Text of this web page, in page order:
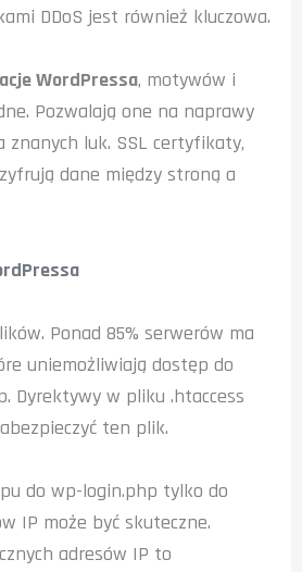
DDoS jest również kluczowa.
WordPressa, motywów i
Pozwalają one na naprawy
znanych luk. SSL certyfikaty,
dane między stroną a
Ponad 85% serwerów ma
uniemożliwiają dostęp do
Dyrektywy w pliku .htaccess
ten plik.
do wp-login.php tylko do
IP może być skuteczne.
adresów IP to